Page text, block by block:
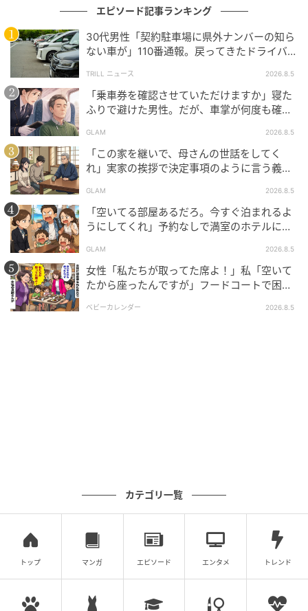
◇ ◇ ◇ ◇
著者：Sugar111佐藤幸代／本職は20年以上の現役エ
ステティシャンの40代ママ。交際0日の電撃婚。3姉妹
と夫の5人家族のドタバタな毎日を執筆。
イラスト：もふたむ
今回は「夫から聞いた義母の不満」にまつわるエピソ
ードを紹介しました。義母との関係は、結婚後も悩み
になることが多い問題の1つだと思います。今回のよう
に、本人からではなく第三者から不満を知らされる
と、より不安に感じてしまいますよね。義母と良好な
関係を築くために、時には夫のフォローがあると良い
距離感を保てるかもしれませんね。
※ベビーカレンダーが独自に実施したアンケートで集
めた読者様の体験談をもとに記事化しています
です。みんなのクチコミや体験談から産婦人科検
000万人以上。
エピソード記事ランキング
30代男性「契約駐車場に県外ナンバーの知ら
ない車が」110番通報。戻ってきたドライバー
TRILL ニュース 2026.8.5
「乗車券を確認させていただけますか」寝た
ふりで避けた男性。だが、車掌が何度も確認
GLAM 2026.8.5
「この家を継いで、母さんの世話をしてく
れ」実家の挨拶で決定事項のように言う義
た一言
GLAM 2026.8.5
「空いてる部屋あるだろ。今すぐ泊まれるよ
うにしてくれ」予約なしで満室のホテルに押
一変
GLAM 2026.8.5
女性「私たちが取ってた席よ！」私「空いて
たから座ったんですが」フードコートで困
ベビーカレンダー 2026.8.5
カテゴリ一覧
トップ マンガ エピソード エンタメ トレンド